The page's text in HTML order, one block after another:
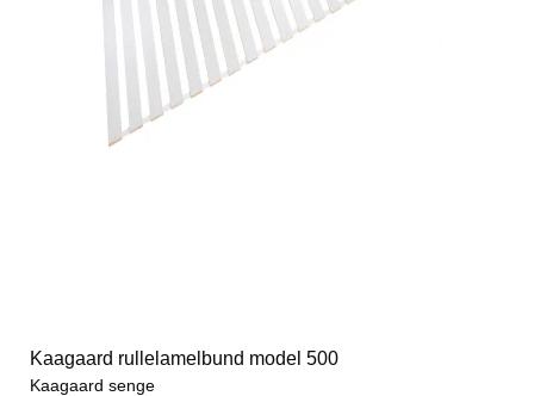
Kaagaard rullelamelbund model 500
Kaagaard senge